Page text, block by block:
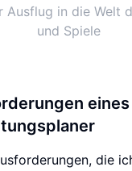
Ausflug in die Welt
und Spiele
die